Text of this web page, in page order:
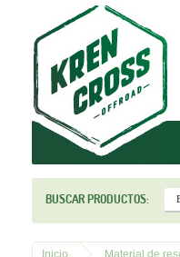
BUSCAR PRODUCTOS:
Inicio Material de